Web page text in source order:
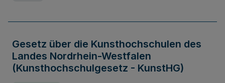
Gesetz über die Kunsthochschulen des
Landes Nordrhein-Westfalen
(Kunsthochschulgesetz - KunstHG)